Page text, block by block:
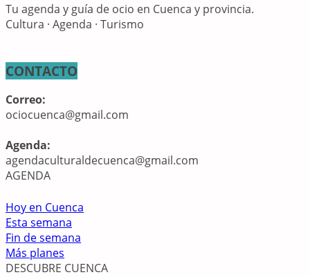
Tu agenda y guía de ocio en Cuenca y provincia.
Cultura · Agenda · Turismo
CONTACTO
Correo:
ociocuenca@gmail.com
Agenda:
agendaculturaldecuenca@gmail.com
AGENDA
Hoy en Cuenca
Esta semana
Fin de semana
Más planes
DESCUBRE CUENCA